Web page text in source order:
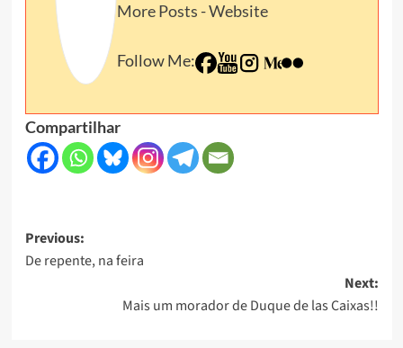
More Posts -Website
Follow Me:
Compartilhar
Post
navigation
Previous:
De repente, na feira
Next:
Mais um morador de Duque de las Caixas!!